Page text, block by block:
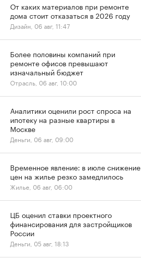
От каких материалов при ремонте
дома стоит отказаться в 2026 году
Дизайн, 06 авг, 11:47
Более половины компаний при
ремонте офисов превышают
изначальный бюджет
Отрасль, 06 авг, 10:00
Аналитики оценили рост спроса на
ипотеку на разные квартиры в
Москве
Деньги, 06 авг, 09:00
Временное явление: в июле снижение
цен на жилье резко замедлилось
Жилье, 06 авг, 06:00
ЦБ оценил ставки проектного
финансирования для застройщиков
России
Деньги, 05 авг, 18:13